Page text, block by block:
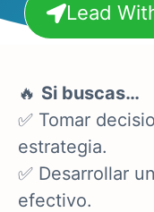
Lead
🔥 Si buscas…
✅ Tomar
estrategia.
✅ Desarrollar
efectivo.